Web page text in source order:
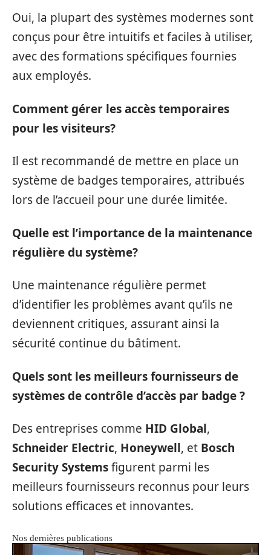
Oui, la plupart des systèmes modernes sont
conçus pour être intuitifs et faciles à utiliser,
avec des formations spécifiques fournies
aux employés.
Comment gérer les accès temporaires
pour les visiteurs?
Il est recommandé de mettre en place un
système de badges temporaires, attribués
lors de l’accueil pour une durée limitée.
Quelle est l’importance de la maintenance
régulière du système?
Une maintenance régulière permet
d’identifier les problèmes avant qu’ils ne
deviennent critiques, assurant ainsi la
sécurité continue du bâtiment.
Quels sont les meilleurs fournisseurs de
systèmes de contrôle d’accès par badge ?
Des entreprises comme HID Global,
Schneider Electric, Honeywell, et Bosch
Security Systemsfigurent parmi les
meilleurs fournisseurs reconnus pour leurs
solutions efficaces et innovantes.
Nos dernières publications